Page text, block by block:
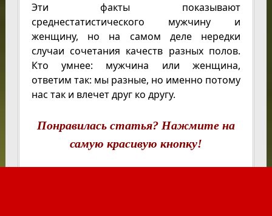
Эти факты показывают
среднестатистического мужчину и
женщину, но на самом деле нередки
случаи сочетания качеств разных полов.
Кто умнее: мужчина или женщина,
ответим так: мы разные, но именно потому
нас так и влечет друг ко другу.
Понравилась статья? Нажмите на
самую красивую кнопку!